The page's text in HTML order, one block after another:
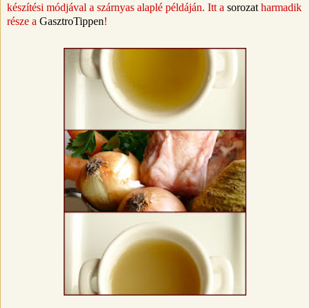
készítési módjával a szárnyas alaplé példáján. Itt a sorozat harmadik
része a GasztroTippen!